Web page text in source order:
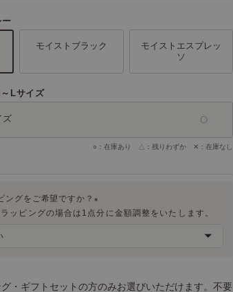
ングをご希望ですか？
(
ッピングの場合は1点分に金額調整をいたします。
・ギフトセットの方のみお選びいただけます。不要
Lサイズ
ズ
○：在庫あり △：残りわずか ✕：在庫なし
ー
モイストブラック
モイストエスプレッ
ソ